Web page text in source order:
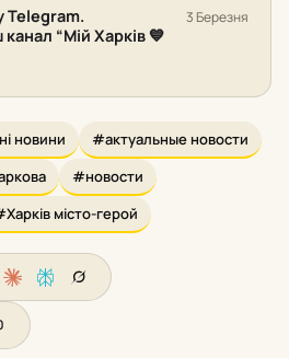
Telegram.
“Мій Харків 💙
3 Березня
новини
#актуальные новости
#новости
місто-герой